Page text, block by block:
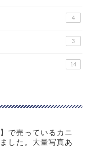
4
3
14
で売っているカニ
した。大量写真あ